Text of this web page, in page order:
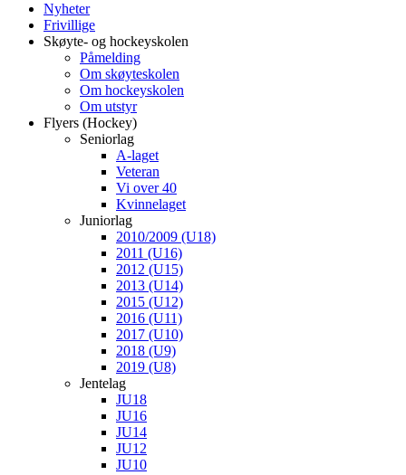
Nyheter
Frivillige
Skøyte- og hockeyskolen
Påmelding
Om skøyteskolen
Om hockeyskolen
Om utstyr
Flyers (Hockey)
Seniorlag
A-laget
Veteran
Vi over 40
Kvinnelaget
Juniorlag
2010/2009 (U18)
2011 (U16)
2012 (U15)
2013 (U14)
2015 (U12)
2016 (U11)
2017 (U10)
2018 (U9)
2019 (U8)
Jentelag
JU18
JU16
JU14
JU12
JU10